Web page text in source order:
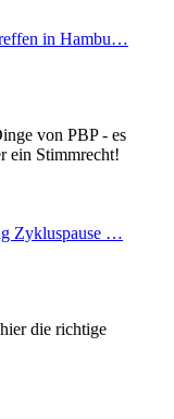
in Hambu…
von PBP - es
ein Stimmrecht!
Zykluspause …
die richtige